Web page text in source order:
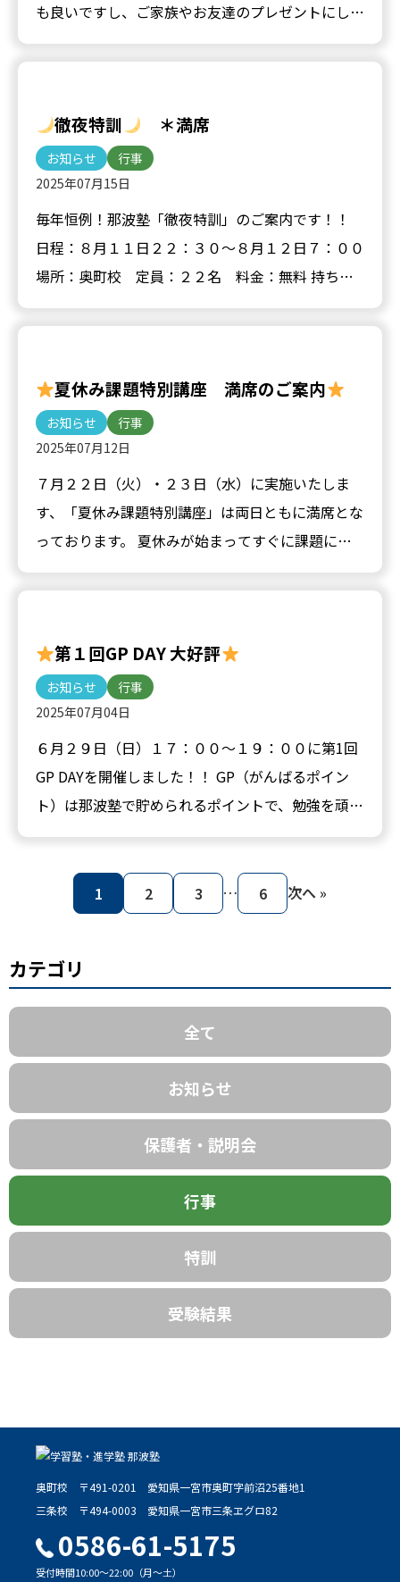
も良いですし、ご家族やお友達のプレゼントにして
も良いと思います！ 自分でデザインして色を塗っ
た後は名前をつけ…
徹夜特訓 ＊満席
お知らせ
行事
2025年07月15日
毎年恒例！那波塾「徹夜特訓」のご案内です！！
日程：８月１１日２２：３０〜８月１２日７：００
場所：奥町校 定員：２２名 料金：無料 持ち
物：学校課題・飲み物・上着 【予約方法】 ８月３
日（日）２０：…
夏休み課題特別講座 満席のご案内
お知らせ
行事
2025年07月12日
７月２２日（火）・２３日（水）に実施いたしま
す、「夏休み課題特別講座」は両日ともに満席とな
っております。 夏休みが始まってすぐに課題に取
り組み、この２日間で３０〜４０％くらいを終わら
せることで、夏休み…
第１回GP DAY 大好評
お知らせ
行事
2025年07月04日
６月２９日（日）１７：００〜１９：００に第1回
GP DAYを開催しました！！ GP（がんばるポイン
ト）は那波塾で貯められるポイントで、勉強を頑張
った子に与えられます。テストで順位が上がった
の
ペ
ジ
送
り
1 2 3 … 6 次へ »
カテゴリ
全て
お知らせ
保護者・説明会
行事
特訓
受験結果
奥町校 〒491-0201 愛知県一宮市奥町字前沼25番地1
三条校
〒494-0003 愛知県一宮市三条ヱグロ82
0586-61-5175
受付時間10:00～22:00（月～土）